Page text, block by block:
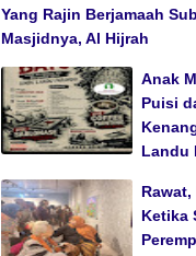
Yang Rajin Berjamaah
Masjidnya, Al Hijrah
Anak
Puisi
Landu
Rawat,
Ketika